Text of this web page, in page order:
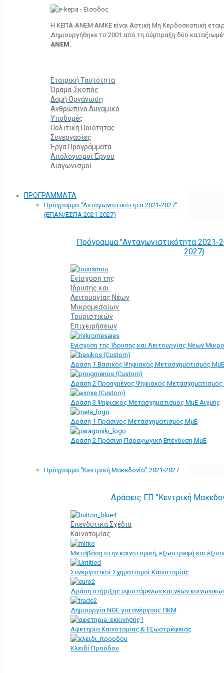
Η ΚΕΠΑ-ΑΝΕΜ ΑΜΚΕ είναι Αστική Μη Κερδοσκοπική
Δημιουργήθηκε το 2001 από τη σύμπραξη δύο
ΑΝΕΜ.
Εταιρική Ταυτότητα
Όραμα-Σκοπός
Δομή Οργάνωση
Ανθρώπινο Δυναμικό
Υποδομές
Πολιτική Ποιότητας
Συνεργασίες
Έργα Προγράμματα
Απολογισμοί Έργου
Διαγωνισμοί
ΠΡΟΓΡΑΜΜΑΤΑ
Πρόγραμμα “Ανταγωνιστικότητα 2021-2027”
(ΕΠΑΝ/ΕΣΠΑ 2021-2027)
Πρόγραμμα "Ανταγωνιστικότητα
2027)
Ενίσχυση της
Ίδρυσης και
Λειτουργίας Νέων
Μικρομεσαίων
Τουριστικών
Επιχειρήσεων
Ενίσχυση της Ίδρυσης και Λειτουργίας Νέων
Δράση 1 Βασικός Ψηφιακός Μετασχηματισμός ΜμΕ
Δράση 2 Προηγμένος Ψηφιακός
Δράση 3 Ψηφιακός Μετασχηματισμός ΜμΕ Αιχμής
Δράση 1 Πράσινος Μετασχηματισμός ΜμΕ
Δράση 2 Πράσινη Παραγωγική Επένδυση ΜμΕ
Πρόγραμμα “Κεντρική Μακεδονία” 2021-2027
Δράσεις ΕΠ "Κεντρική
Επενδυτικά Σχέδια
Καινοτομίας
Μετάβαση στην καινοτομική, εξωστρεφή και
Συνεργατικοί Σχηματισμοί Καινοτομίας
Δράση στήριξης υφιστάμενων και νέων
Δημιουργία ΝΘΕ για ανέργους ΠΚΜ
Αφετηρία Kαινοτομίας & Εξωστρέφειας
Κλειδί Προόδου